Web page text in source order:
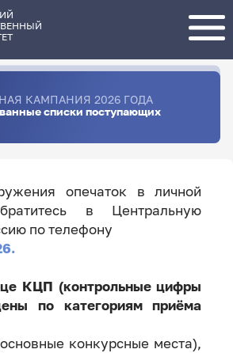
КАМПАНИЯ 2026 ГОДА
списки поступающих
опечаток в личной
в Центральную
по телефону
КЦП (контрольные цифры
по категориям приёма
конкурсные места),